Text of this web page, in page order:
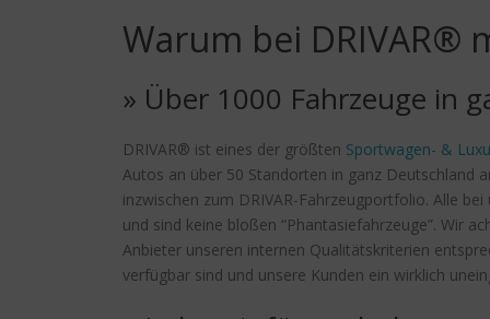
Warum bei DRIVAR®
» Über 1000 Fahrzeuge in
DRIVAR® ist eines der größten Sportwagen- &
Autos an über 50 Standorten in ganz Deutschland
inzwischen zum DRIVAR-Fahrzeugportfolio. Alle
und sind keine bloßen “Phantasiefahrzeuge”. Wir
Anbieter unseren internen Qualitätskriterien
verfügbar sind und unsere Kunden ein wirklich